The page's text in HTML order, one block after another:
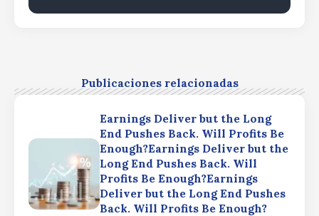
Publicaciones relacionadas
Earnings Deliver but the Long
End Pushes Back. Will Profits Be
Enough?Earnings Deliver but the
Long End Pushes Back. Will
Profits Be Enough?Earnings
Deliver but the Long End Pushes
Back. Will Profits Be Enough?